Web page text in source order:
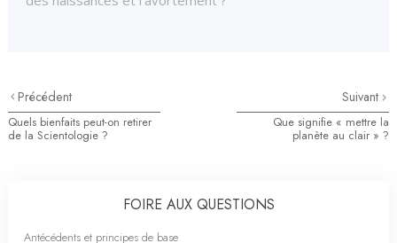
Précédent
Quels bienfaits peut-on retirer
de la Scientologie ?
Suivant
Que signifie « mettre la
planète au clair » ?
FOIRE AUX QUESTIONS
Antécédents et principes de base